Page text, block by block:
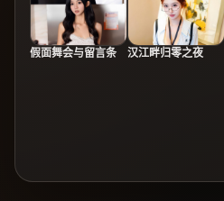
假面舞会与留言条 汉江畔归零之夜